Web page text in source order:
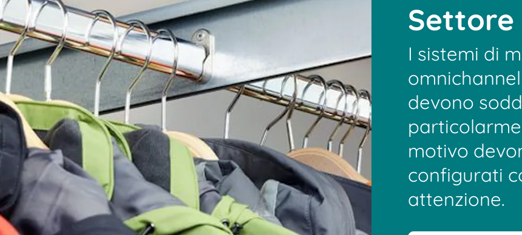
BIT O
Settore
I sistemi di
devono
motivo
configurati
attenzione.